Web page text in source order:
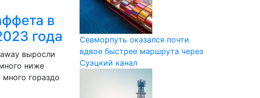
в
года
выросли
ниже
гораздо
Севморпуть оказался почти
вдвое быстрее маршрута через
Суэцкий канал